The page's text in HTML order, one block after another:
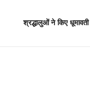
श्रद्धालुओं ने किए धूमावती